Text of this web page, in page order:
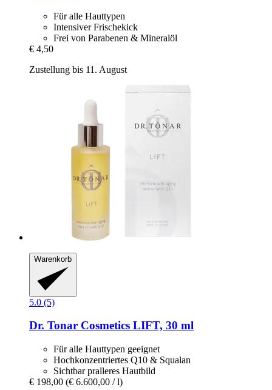
Für alle Hauttypen
Intensiver Frischekick
Frei von Parabenen & Mineralöl
€ 4,50
Zustellung bis 11. August
Warenkorb
5.0 (5)
Dr. Tonar Cosmetics LIFT, 30 ml
Für alle Hauttypen geeignet
Hochkonzentriertes Q10 & Squalan
Sichtbar pralleres Hautbild
€ 198,00 (€ 6.600,00 / l)